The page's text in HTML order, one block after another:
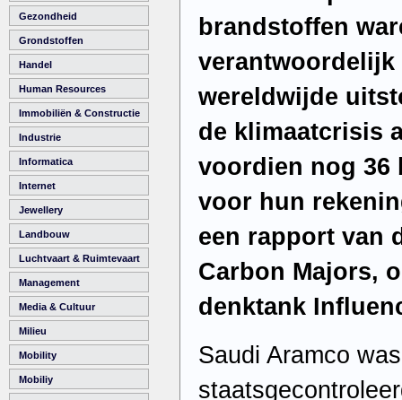
Gezondheid
Grondstoffen
Handel
Human Resources
Immobiliën & Constructie
Industrie
Informatica
Internet
Jewellery
Landbouw
Luchtvaart & Ruimtevaart
Management
Media & Cultuur
Milieu
Mobility
Mobiliy
brandstoffen
verantwoordelijk
wereldwijde
de klimaatcrisis
voordien nog 36
voor hun
een rapport van
Carbon Majors,
denktank
Saudi Aramco